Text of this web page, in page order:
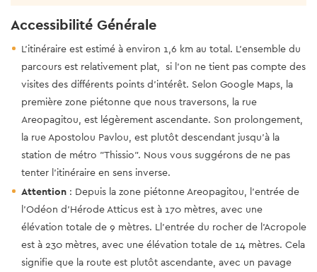
Accessibilité Générale
L'itinéraire est estimé à environ 1,6 km au total. L'ensemble du
parcours est relativement plat, si l'on ne tient pas compte des
visites des différents points d'intérêt. Selon Google Maps, la
première zone piétonne que nous traversons, la rue
Areopagitou, est légèrement ascendante. Son prolongement,
la rue Apostolou Pavlou, est plutôt descendant jusqu'à la
station de métro "Thissio". Nous vous suggérons de ne pas
tenter l'itinéraire en sens inverse.
Attention : Depuis la zone piétonne Areopagitou, l'entrée de
l'Odéon d'Hérode Atticus est à 170 mètres, avec une
élévation totale de 9 mètres. Ll'entrée du rocher de l'Acropole
est à 230 mètres, avec une élévation totale de 14 mètres. Cela
signifie que la route est plutôt ascendante, avec un pavage